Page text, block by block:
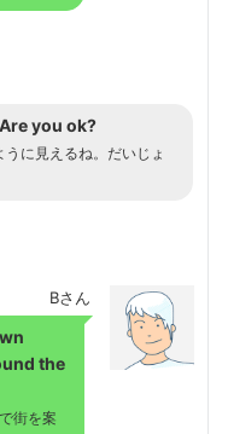
you ok?
に見えるね。だいじょ
Bさん
the
街を案